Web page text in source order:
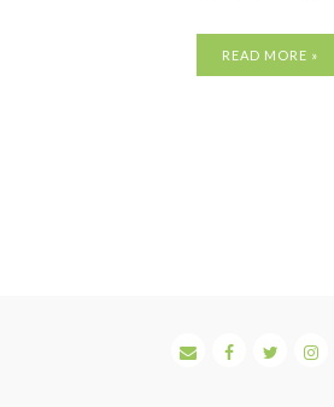
READ MORE »